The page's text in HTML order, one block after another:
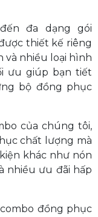
đa dạng gói
thiết kế riêng
và nhiều loại hình
ưu giúp bạn tiết
bộ đồng phục
của chúng tôi,
chất lượng mà
khác như nón
nhiều ưu đãi hấp
đồng phục